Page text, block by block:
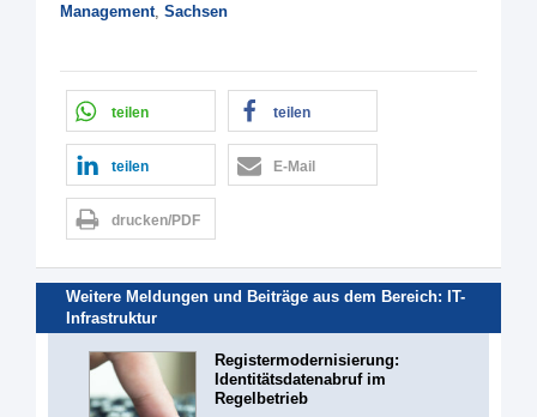
Management Sachsen
teilen teilen
teilen E-Mail
drucken/PDF
Weitere Meldungen und Beiträge aus dem Bereich: IT-
Infrastruktur
Registermodernisierung:
Identitätsdatenabruf im
Regelbetrieb